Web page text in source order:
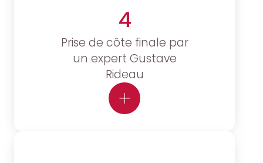
4
Prise de côte finale par
un expert Gustave
Rideau